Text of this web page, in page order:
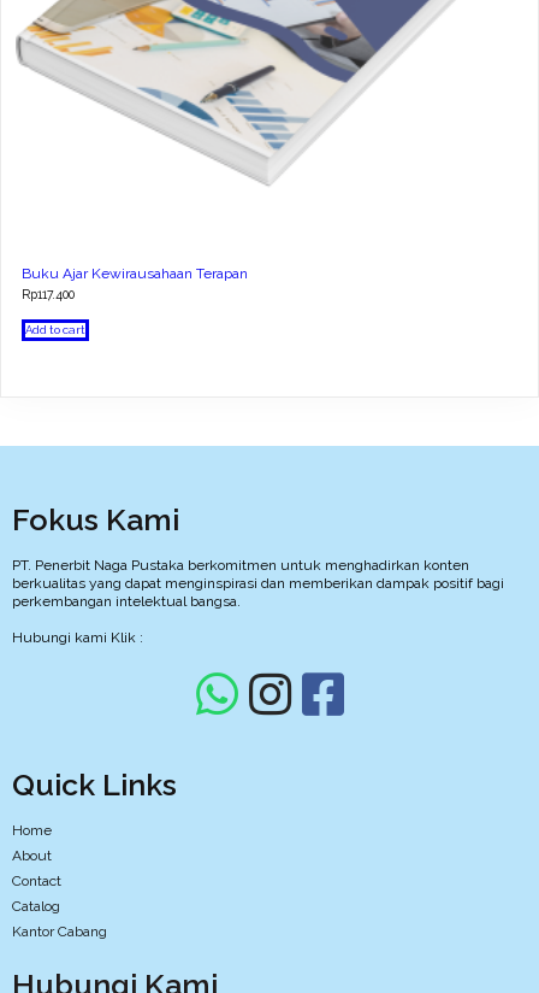
Buku Ajar Kewirausahaan Terapan
Rp117.400
Add to cart
Fokus Kami
PT. Penerbit Naga Pustaka berkomitmen untuk menghadirkan konten
berkualitas yang dapat menginspirasi dan memberikan dampak positif bagi
perkembangan intelektual bangsa.
Hubungi kami Klik :
Quick Links
Home
About
Contact
Catalog
Kantor Cabang
Hubungi Kami